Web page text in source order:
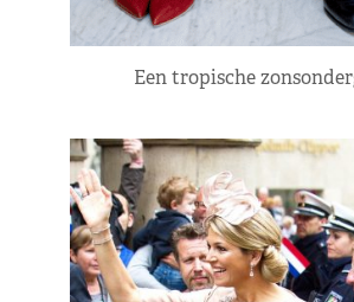
Een tropische